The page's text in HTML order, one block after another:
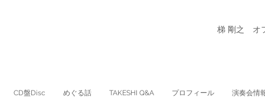
梯 剛之 オ
CD盤Disc めぐる話 TAKESHI Q&A プロフィール 演奏会情